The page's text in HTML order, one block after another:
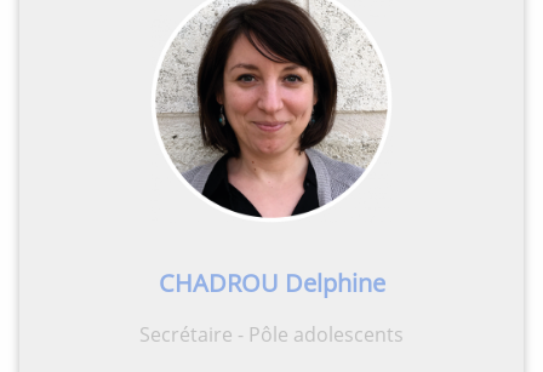
CHADROU Delphine
Secrétaire - Pôle adolescents